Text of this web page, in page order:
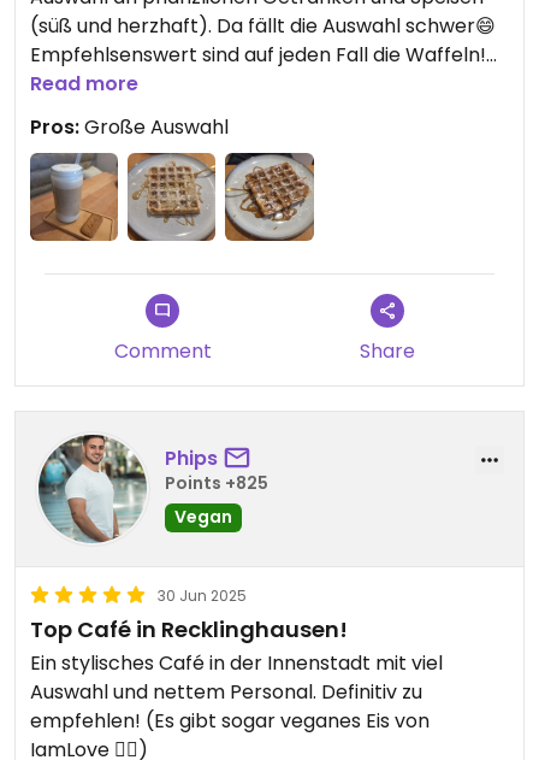
(süß und herzhaft). Da fällt die Auswahl schwer😄
Empfehlsenswert sind auf jeden Fall die Waffeln!
Read more
Pros:Große Auswahl
Comment Share
Phips
Points +825
Vegan
30 Jun 2025
Top Café in Recklinghausen!
Ein stylisches Café in der Innenstadt mit viel
Auswahl und nettem Personal. Definitiv zu
empfehlen! (Es gibt sogar veganes Eis von
IamLove 👌🏻)